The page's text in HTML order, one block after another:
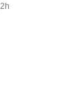
2h